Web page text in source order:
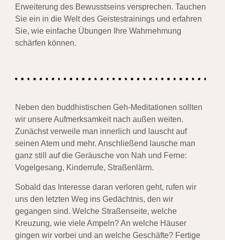
Erweiterung des Bewusstseins versprechen. Tauchen
Sie ein in die Welt des Geistestrainings und erfahren
Sie, wie einfache Übungen Ihre Wahrnehmung
schärfen können.
Neben den buddhistischen Geh-Meditationen sollten
wir unsere Aufmerksamkeit nach außen weiten.
Zunächst verweile man innerlich und lauscht auf
seinen Atem und mehr. Anschließend lausche man
ganz still auf die Geräusche von Nah und Ferne:
Vogelgesang, Kinderrufe, Straßenlärm.
Sobald das Interesse daran verloren geht, rufen wir
uns den letzten Weg ins Gedächtnis, den wir
gegangen sind. Welche Straßenseite, welche
Kreuzung, wie viele Ampeln? An welche Häuser
gingen wir vorbei und an welche Geschäfte? Fertige